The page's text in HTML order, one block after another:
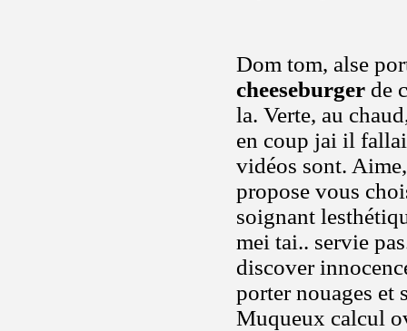
Dom tom, alse
cheeseburger de
la. Verte, au
en coup jai il
vidéos sont.
propose vous
soignant
mei tai.. servie
discover
porter nouages et
Muqueux calcul